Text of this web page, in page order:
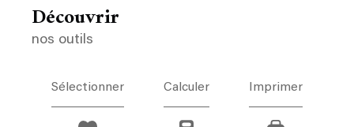
découvrir
nos outils
Sélectionner Calculer Imprimer